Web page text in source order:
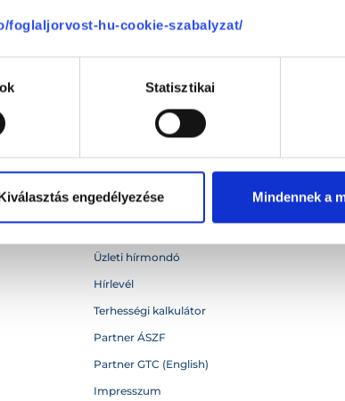
hu-cookie-szabalyzat/
Statisztikai
engedélyezése Mindennek a
Üzleti hírmondó
Hírlevél
Terhességi kalkulátor
Partner ÁSZF
Partner GTC (English)
Impresszum